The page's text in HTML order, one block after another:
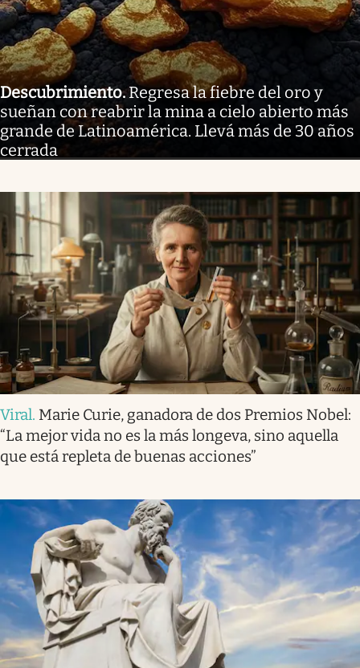
Descubrimiento.Regresa la fiebre del oro y
sueñan con reabrir la mina a cielo abierto más
grande de Latinoamérica. Llevá más de 30 años
cerrada
Viral. Marie Curie, ganadora de dos Premios Nobel:
“La mejor vida no es la más longeva, sino aquella
que está repleta de buenas acciones”